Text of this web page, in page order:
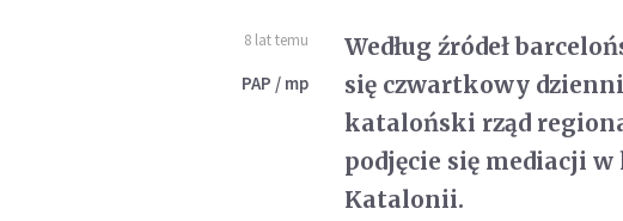
8 lat temu
PAP / mp
Według źródeł
się czwartkowy
kataloński rząd
podjęcie się mediacji
Katalonii.